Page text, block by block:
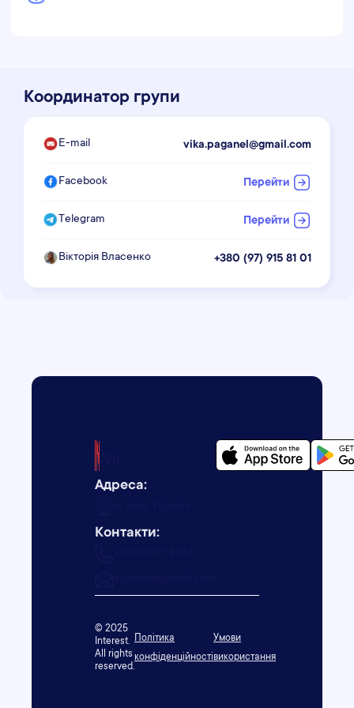
Координатор групи
E-mail vika.paganel@gmail.com
Facebook Перейти
Telegram Перейти
Вікторія Власенко +380 (97) 915 81 01
Адреса:
Контакти:
© 2025
Interest.
All rights
reserved.
Політика
конфіденційності
Умови
використання